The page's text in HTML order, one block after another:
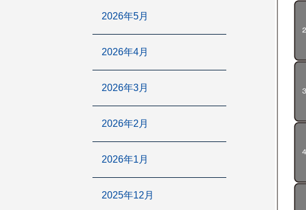
2026年5月
2026年4月
2026年3月
2026年2月
2026年1月
2025年12月